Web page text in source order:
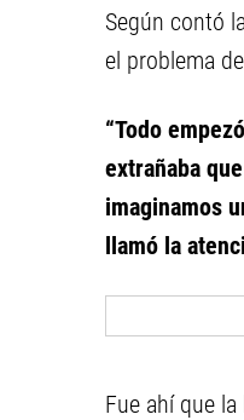
Según contó
el problema
“Todo
extrañaba
imaginamos
llamó la
Fue ahí que